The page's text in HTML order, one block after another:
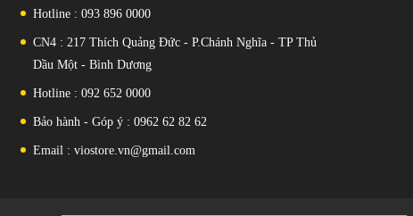
Cortex-A720)
GPU:
Adreno 825
RAM - ROM
16GB, RAM 512GB 12GB, RAM
4.1
: Nano SIM + Nano SIM
Hotline : 093 896 0000
CN4 : 217 Thích Quảng Đức - P.Chánh Nghĩa - TP Thủ
Dầu Một - Bình Dương
Hotline : 092 652 0000
Bảo hành - Góp ý : 0962 62 82 62
Email : viostore.vn@gmail.com